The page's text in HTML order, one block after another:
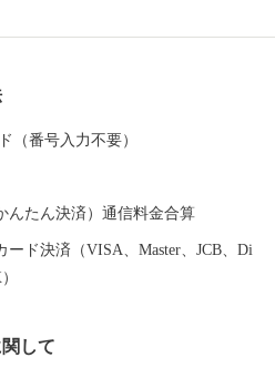
あり、「みかん」や「ゆで干し大
老」や「ゑべすタコ」、「うず潮カ
しさの「原口みかん」や大村湾で育っ
の「うず潮カキ」や「伊勢海老」が有
（番号入力不要）
んたん決済）通信料金合算
ード決済（VISA、Master、JCB、Di
して